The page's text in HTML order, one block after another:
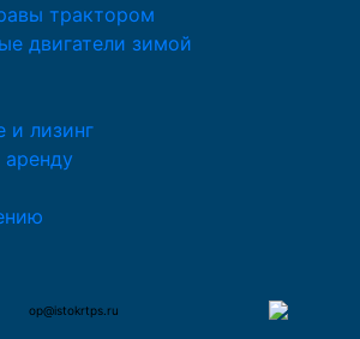
трактором
двигатели зимой
и лизинг
op@istokrtps.ru